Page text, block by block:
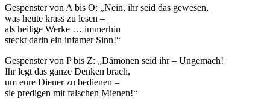
Gespenster von A bis O: „Nein, ihr seid das gewesen,
was heute krass zu lesen –
als heilige Werke … immerhin
steckt darin ein infamer Sinn!“
Gespenster von P bis Z: „Dämonen seid ihr – Ungemach!
Ihr legt das ganze Denken brach,
um eure Diener zu bedienen –
sie predigen mit falschen Mienen!“